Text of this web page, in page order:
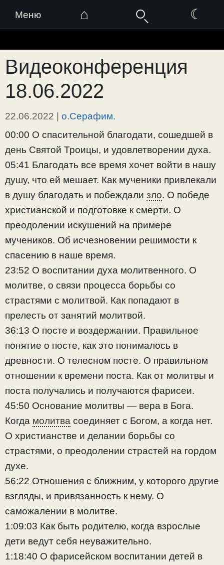
Меню ⌂ ☾
к
содержимому
Видеоконференция
18.06.2022
22.06.2022 | о.Серафим.
00:00 О спасительной благодати, сошедшей в
день Святой Троицы, и удовлетворении духа.
05:41 Благодать все время хочет войти в нашу
душу, что ей мешает. Как мученики привлекали
в душу благодать и побеждали зло. О победе
христианской и подготовке к смерти. О
преодолении искушений на примере
мучеников. Об исчезновении решимости к
спасению в наше время.
23:52 О воспитании духа молитвенного. О
молитве, о связи процесса борьбы со
страстями с молитвой. Как попадают в
прелесть от занятий молитвой.
36:13 О посте и воздержании. Правильное
понятие о посте, как это понималось в
древности. О телесном посте. О правильном
отношении к времени поста. Как от молитвы и
поста получались и получаются фарисеи.
45:50 Основание молитвы — вера в Бога.
Когда молитва соединяет с Богом, а когда нет.
О христианстве и делании борьбы со
страстями, о преодолении страстей на гордом
духе.
56:22 Отношения с ближним, у которого другие
взгляды, и привязанность к нему. О
саможалении в молитве.
1:09:03 Как быть родителю, когда взрослые
дети ведут себя неуважительно.
1:18:40 О фарисейском воспитании детей в